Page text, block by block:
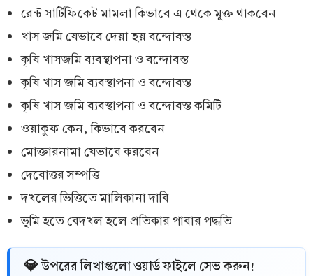
রেন্ট সার্টিফিকেট মামলা কিভাবে এ থেকে মুক্ত থাকবেন
খাস জমি যেভাবে দেয়া হয় বন্দোবস্ত
কৃষি খাসজমি ব্যবস্থাপনা ও বন্দোবস্ত
কৃষি খাস জমি ব্যবস্থাপনা ও বন্দোবস্ত
কৃষি খাস জমি ব্যবস্থাপনা ও বন্দোবস্ত কমিটি
ওয়াকুফ কেন, কিভাবে করবেন
মোক্তারনামা যেভাবে করবেন
দেবোত্তর সম্পত্তি
দখলের ভিত্তিতে মালিকানা দাবি
ভূমি হতে বেদখল হলে প্রতিকার পাবার পদ্ধতি
💎 উপরের লিখাগুলো ওয়ার্ড ফাইলে সেভ করুন!